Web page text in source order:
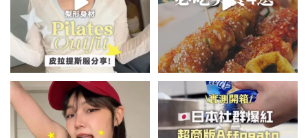
summer outfit⋆.˚✮🎧✮˚.⋆
夏日穿搭最需要單品！...
755 43
\🇯🇵日本爆紅!超商版Affogato
🍨☕️/
🏷️#吉推日本🇯🇵...
116 26